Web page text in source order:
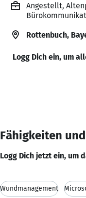
Angestellt,
Rottenbuch,
Logg Dich ein, um
Fähigkeiten
Logg Dich jetzt ein, um
Wundmanagement